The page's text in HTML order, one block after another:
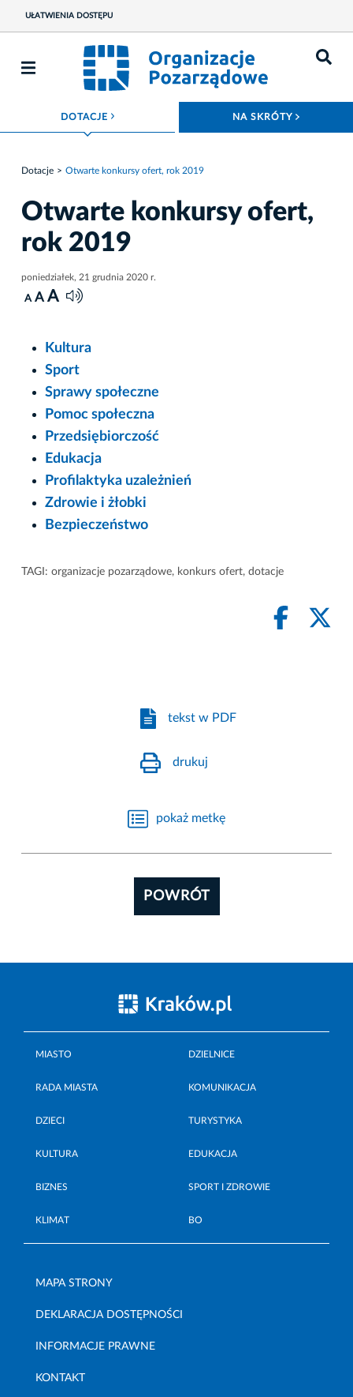
UŁATWIENIA DOSTĘPU
DOTACJE ROZWIŃ MENU NA SKRÓTY
Dotacje Otwarte konkursy ofert, rok 2019
Otwarte konkursy ofert,
rok 2019
poniedziałek, 21 grudnia 2020 r.
A A A
Kultura
Sport
Sprawy społeczne
Pomoc społeczna
Przedsiębiorczość
Edukacja
Profilaktyka uzależnień
Zdrowie i żłobki
Bezpieczeństwo
TAGI: organizacje pozarządowe, konkurs ofert, dotacje
tekst w PDF
drukuj
pokaż metkę
POWRÓT
MIASTO DZIELNICE
RADA MIASTA KOMUNIKACJA
DZIECI TURYSTYKA
KULTURA EDUKACJA
BIZNES SPORT I ZDROWIE
KLIMAT BO
MAPA STRONY
DEKLARACJA DOSTĘPNOŚCI
INFORMACJE PRAWNE
KONTAKT